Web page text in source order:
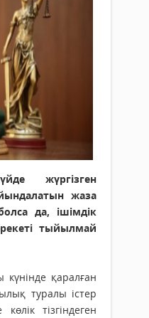
жүргізген
жаза
да, ішімдік
тыйылмай
қаралған
туралы істер
тізгіндеген